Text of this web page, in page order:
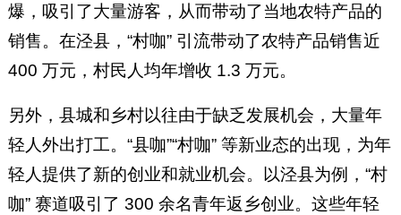
爆，吸引了大量游客，从而带动了当地农特产品的
销售。在泾县，“村咖” 引流带动了农特产品销售近
400 万元，村民人均年增收 1.3 万元。
另外，县城和乡村以往由于缺乏发展机会，大量年
轻人外出打工。“县咖”“村咖” 等新业态的出现，为年
轻人提供了新的创业和就业机会。以泾县为例，“村
咖” 赛道吸引了 300 余名青年返乡创业。这些年轻